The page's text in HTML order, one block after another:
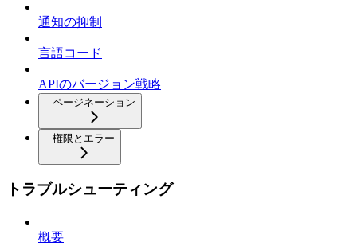
通知の抑制
言語コード
APIのバージョン戦略
ページネーション
権限とエラー
トラブルシューティング
概要